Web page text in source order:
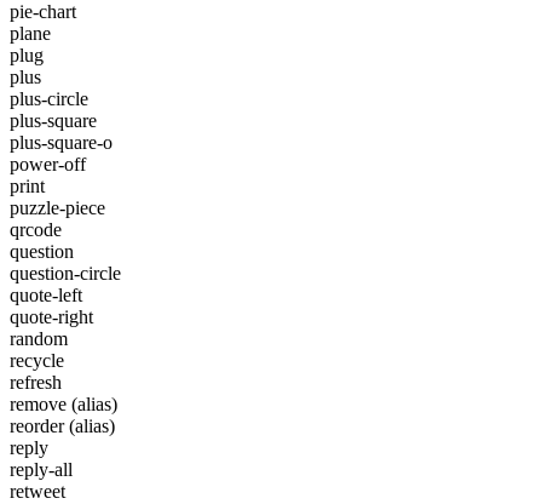
pie-chart
plane
plug
plus
plus-circle
plus-square
plus-square-o
power-off
print
puzzle-piece
qrcode
question
question-circle
quote-left
quote-right
random
recycle
refresh
remove (alias)
reorder(alias)
reply
reply-all
retweet